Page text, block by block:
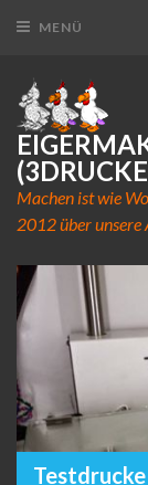
MENÜ
Machen ist wie
2012 über unsere